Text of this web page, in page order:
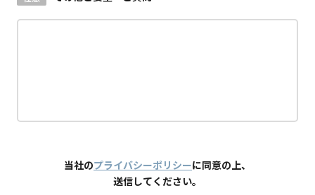
当社のプライバシーポリシーに同意の上、
送信してください。